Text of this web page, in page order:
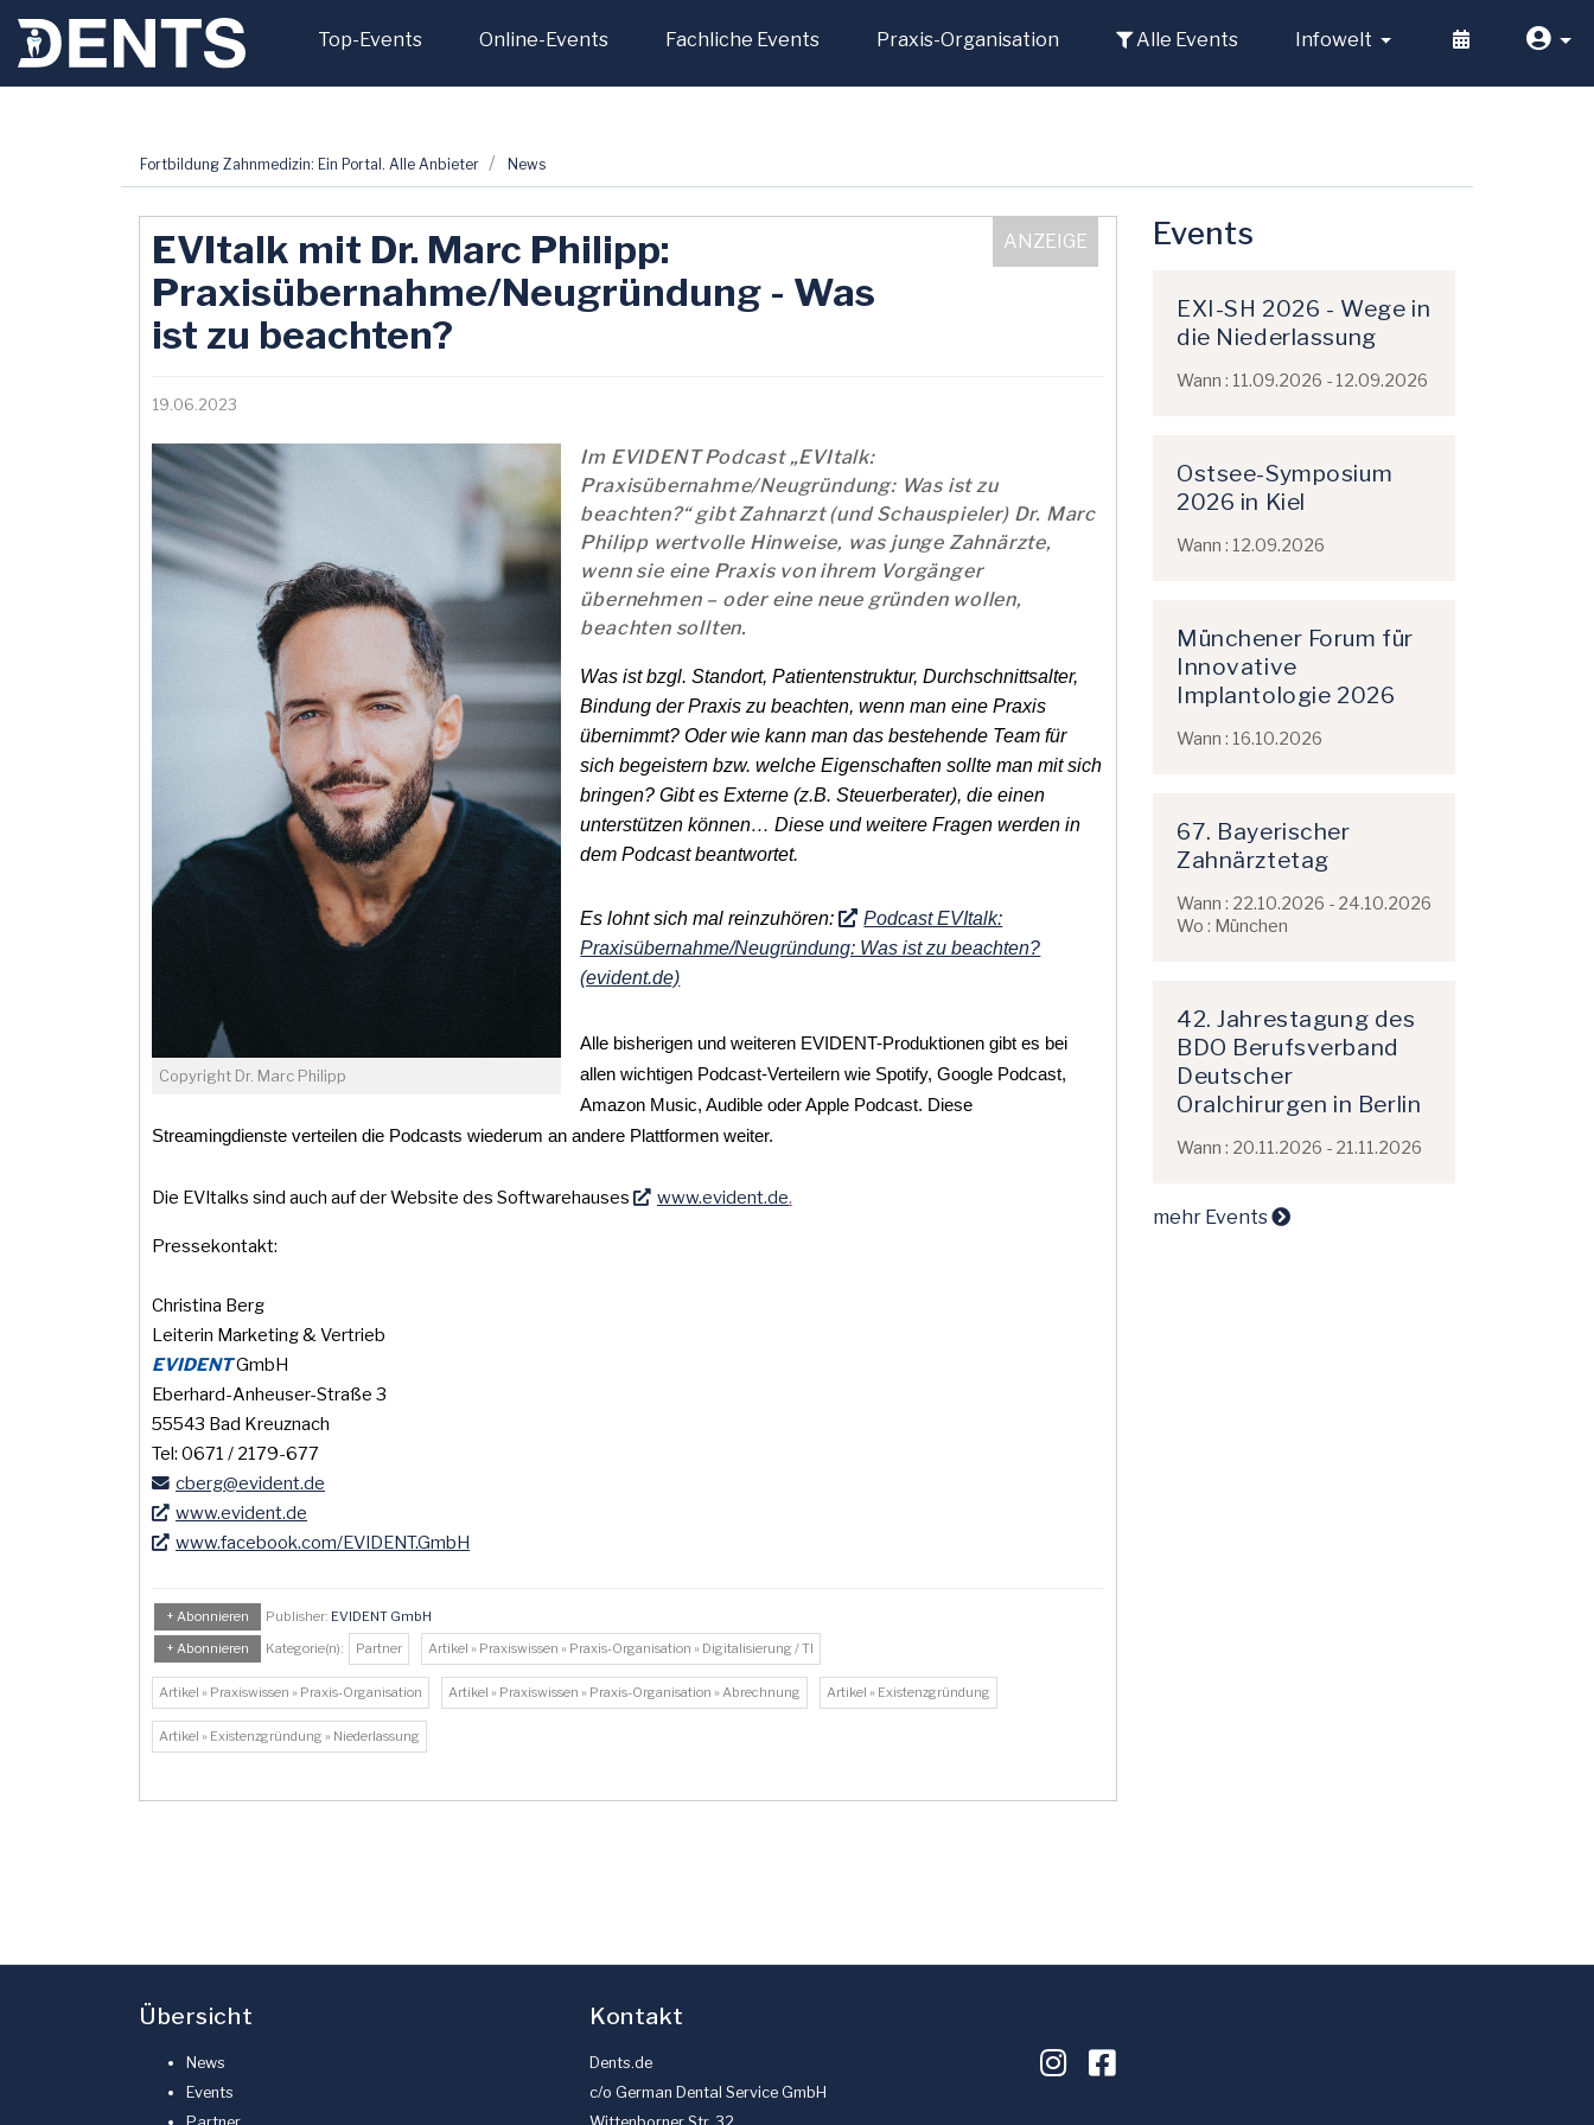
Top-Events Online-Events Fachliche Events Praxis-Organisation Alle Events Infowelt
Fortbildung Zahnmedizin: Ein Portal. Alle Anbieter News
EVItalk mit Dr. Marc Philipp:
Praxisübernahme/Neugründung - Was
ist zu beachten?
19.06.2023
Copyright Dr. Marc Philipp
Im EVIDENT Podcast „EVItalk:
Praxisübernahme/Neugründung: Was ist zu
beachten?“ gibt Zahnarzt (und Schauspieler) Dr. Marc
Philipp wertvolle Hinweise, was junge Zahnärzte,
wenn sie eine Praxis von ihrem Vorgänger
übernehmen – oder eine neue gründen wollen,
beachten sollten.
Was ist bzgl. Standort, Patientenstruktur, Durchschnittsalter,
Bindung der Praxis zu beachten, wenn man eine Praxis
übernimmt? Oder wie kann man das bestehende Team für
sich begeistern bzw. welche Eigenschaften sollte man mit sich
bringen? Gibt es Externe (z.B. Steuerberater), die einen
unterstützen können… Diese und weitere Fragen werden in
dem Podcast beantwortet.
Es lohnt sich mal reinzuhören:
Podcast EVItalk:
Praxisübernahme/Neugründung: Was ist zu beachten?
(evident.de)
Alle bisherigen und weiteren EVIDENT-Produktionen gibt es bei
allen wichtigen Podcast-Verteilern wie Spotify, Google Podcast,
Amazon Music, Audible oder Apple Podcast. Diese
Streamingdienste verteilen die Podcasts wiederum an andere Plattformen weiter.
Die EVItalks sind auch auf der Website des Softwarehauses www.evident.de.
Pressekontakt:
Christina Berg
Leiterin Marketing & Vertrieb
EVIDENTGmbH
Eberhard-Anheuser-Straße 3
55543 Bad Kreuznach
Tel: 0671 / 2179-677
cberg@evident.de
www.evident.de
www.facebook.com/EVIDENT.GmbH
+ Abonnieren Publisher: EVIDENT GmbH
+ Abonnieren
Kategorie(n): Partner Artikel » Praxiswissen » Praxis-Organisation » Digitalisierung / TI
Artikel » Praxiswissen » Praxis-Organisation Artikel » Praxiswissen » Praxis-Organisation » Abrechnung Artikel » Existenzgründung
Artikel » Existenzgründung » Niederlassung
Events
EXI-SH 2026 - Wege in
die Niederlassung
Wann : 11.09.2026 - 12.09.2026
Ostsee-Symposium
2026 in Kiel
Wann : 12.09.2026
Münchener Forum für
Innovative
Implantologie 2026
Wann : 16.10.2026
67. Bayerischer
Zahnärztetag
Wann : 22.10.2026 - 24.10.2026
Wo : München
42. Jahrestagung des
BDO Berufsverband
Deutscher
Oralchirurgen in Berlin
Wann : 20.11.2026 - 21.11.2026
mehr Events
Übersicht
News
Events
Kontakt
Dents.de
c/o German Dental Service GmbH